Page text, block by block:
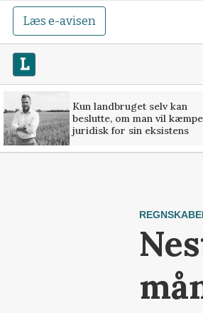
Læs e-avisen
Kun landbruget selv kan
beslutte, om man vil kæmpe
juridisk for sin eksistens